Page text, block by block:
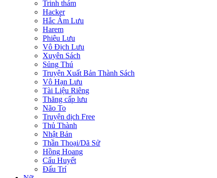
Trinh thám
Hacker
Hắc Ám Lưu
Harem
Phiêu Lưu
Vô Địch Lưu
Xuyên Sách
Sủng Thú
Truyện Xuất Bản Thành Sách
Vô Hạn Lưu
Tài Liệu Riêng
Thăng cấp lưu
Não To
Truyện dịch Free
Thủ Thành
Nhật Bản
Thần Thoại/Dã Sử
Hồng Hoang
Cẩu Huyết
Đấu Trí